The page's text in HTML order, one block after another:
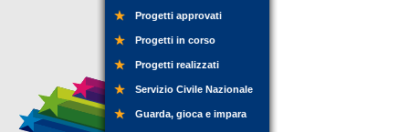
Progetti approvati
Progetti in corso
Progetti realizzati
Servizio Civile Nazionale
Guarda, gioca e impara